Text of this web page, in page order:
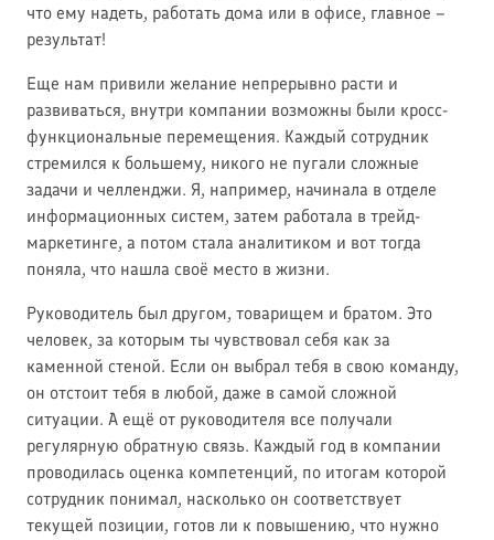
что ему надеть, работать дома или в офисе, главное –
результат!
Еще нам привили желание непрерывно расти и
развиваться, внутри компании возможны были кросс-
функциональные перемещения. Каждый сотрудник
стремился к большему, никого не пугали сложные
задачи и челленджи. Я, например, начинала в отделе
информационных систем, затем работала в трейд-
маркетинге, а потом стала аналитиком и вот тогда
поняла, что нашла своё место в жизни.
Руководитель был другом, товарищем и братом. Это
человек, за которым ты чувствовал себя как за
каменной стеной. Если он выбрал тебя в свою команду,
он отстоит тебя в любой, даже в самой сложной
ситуации. А ещё от руководителя все получали
регулярную обратную связь. Каждый год в компании
проводилась оценка компетенций, по итогам которой
сотрудник понимал, насколько он соответствует
текущей позиции, готов ли к повышению, что нужно